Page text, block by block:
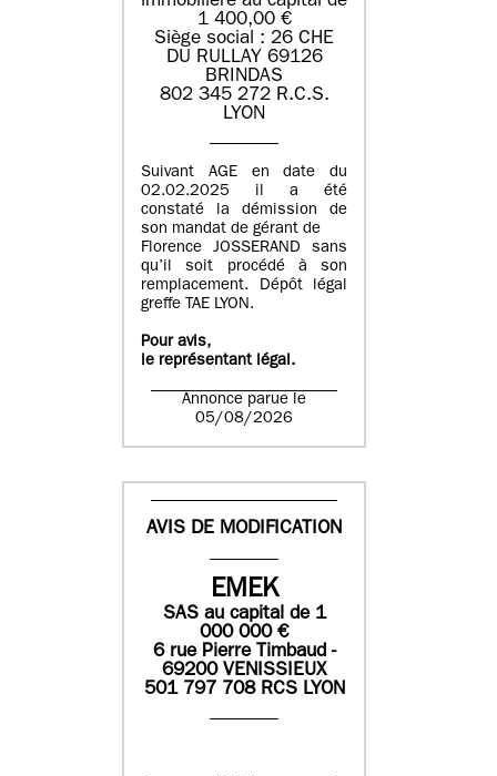
1 400,00 €
Siège social : 26 CHE
DU RULLAY 69126
BRINDAS
802 345 272 R.C.S.
LYON
Suivant AGE en date du
02.02.2025 il a été
constaté la démission de
son mandat de gérant de
Florence JOSSERAND sans
qu’il soit procédé à son
remplacement. Dépôt légal
greffe TAE LYON.
Pour avis,
le représentant légal.
Annonce parue le
05/08/2026
AVIS DE MODIFICATION
EMEK
SASau capital de 1
000 000€
6 rue Pierre Timbaud -
69200 VENISSIEUX
501 797 708 RCS LYON